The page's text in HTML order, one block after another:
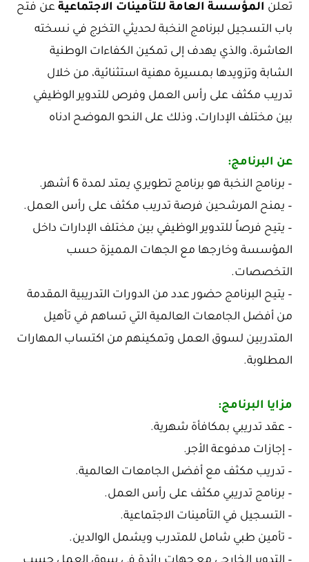
تعلن المؤسسة العامة للتأمينات الاجتماعية عن فتح
باب التسجيل لبرنامج النخبة لحديثي التخرج في نسخته
العاشرة، والذي يهدف إلى تمكين الكفاءات الوطنية
الشابة وتزويدها بمسيرة مهنية استثنائية، من خلال
تدريب مكثف على رأس العمل وفرص للتدوير الوظيفي
بين مختلف الإدارات، وذلك على النحو الموضح ادناه
عن البرنامج:
– برنامج النخبة هو برنامج تطويري يمتد لمدة 6 أشهر.
– يمنح المرشحين فرصة تدريب مكثف على رأس العمل.
– يتيح فرصاً للتدوير الوظيفي بين مختلف الإدارات داخل
المؤسسة وخارجها مع الجهات المميزة حسب
التخصصات.
– يتيح البرنامج حضور عدد من الدورات التدريبية المقدمة
من أفضل الجامعات العالمية التي تساهم في تأهيل
المتدربين لسوق العمل وتمكينهم من اكتساب المهارات
المطلوبة.
مزايا البرنامج:
– عقد تدريبي بمكافأة شهرية.
– إجازات مدفوعة الأجر.
– تدريب مكثف مع أفضل الجامعات العالمية.
– برنامج تدريبي مكثف على رأس العمل.
– التسجيل في التأمينات الاجتماعية.
– تأمين طبي شامل للمتدرب ويشمل الوالدين.